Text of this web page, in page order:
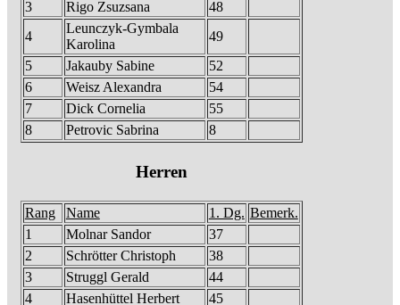
3
Rigo Zsuzsana
48
4
Leunczyk-Gymbala
Karolina
49
5
Jakauby Sabine
52
6
Weisz Alexandra
54
7
Dick Cornelia
55
8
Petrovic Sabrina 8
Herren
Rang Name 1. Dg. Bemerk.
1
Molnar Sandor
37
2
Schrötter Christoph
38
3
Struggl Gerald
44
4
Hasenhüttel Herbert 45